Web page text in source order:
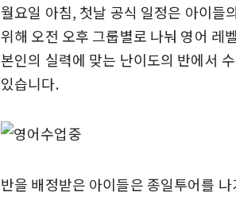
월요일 아침, 첫날 공식 일정은 아이들
위해 오전 오후 그룹별로 나눠 영어 레
본인의 실력에 맞는 난이도의 반에서
있습니다.
반을 배정받은 아이들은 종일투어를